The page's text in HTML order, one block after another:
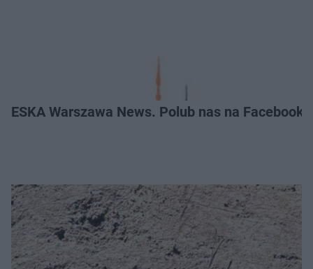
ESKA Warszawa News. Polub nas na